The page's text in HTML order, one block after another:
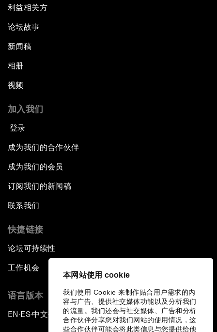
本网站使用 cookie
我们使用 Cookie 来制作贴合用户需求的内
容与广告、提供社交媒体功能以及分析我们
的流量。我们还会与社交媒体、广告和分析
合作伙伴分享您对我们网站的使用情况，这
些合作伙伴可能会将此类信息与您提供给他
利益相关方
论坛故事
新闻稿
相册
视频
加入我们
登录
成为我们的合作伙伴
成为我们的会员
订阅我们的新闻稿
联系我们
快捷链接
论坛可持续性
工作机会
语言版本
EN ▪ES▪中文▪ 日本語